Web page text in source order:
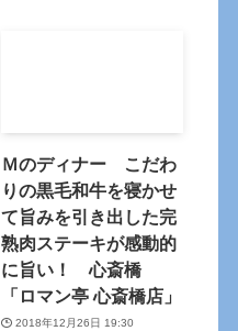
Ｍのディナー こだわ
りの黒毛和牛を寝かせ
て旨みを引き出した完
熟肉ステーキが感動的
に旨い！ 心斎橋
「ロマン亭 心斎橋店」
2018年12月26日 19:30